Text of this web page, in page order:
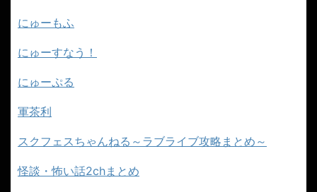
にゅーもふ
にゅーすなう！
にゅーぷる
軍茶利
スクフェスちゃんねる～ラブライブ攻略まとめ～
怪談・怖い話2chまとめ